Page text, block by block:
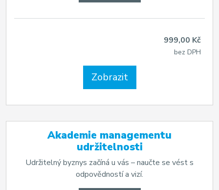
999,00 Kč
bez DPH
Zobrazit
Akademie managementu
udržitelnosti
Udržitelný byznys začíná u vás – naučte se vést s
odpovědností a vizí.